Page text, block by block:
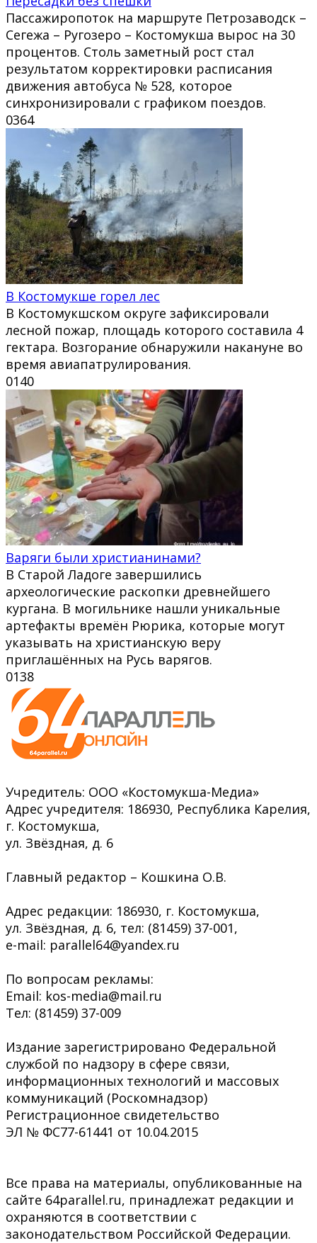
Пассажиропоток на маршруте Петрозаводск –
Сегежа – Ругозеро – Костомукша вырос на 30
процентов. Столь заметный рост стал
результатом корректировки расписания
движения автобуса № 528, которое
синхронизировали с графиком поездов.
0364
В Костомукше горел лес
В Костомукшском округе зафиксировали
лесной пожар, площадь которого составила 4
гектара. Возгорание обнаружили накануне во
время авиапатрулирования.
0140
Варяги были христианинами?
В Старой Ладоге завершились
археологические раскопки древнейшего
кургана. В могильнике нашли уникальные
артефакты времён Рюрика, которые могут
указывать на христианскую веру
приглашённых на Русь варягов.
0138
Учредитель: ООО «Костомукша-Медиа»
Адрес учредителя: 186930, Республика Карелия,
г. Костомукша,
ул. Звёздная, д. 6
Главный редактор – Кошкина О.В.
Адрес редакции: 186930, г. Костомукша,
ул. Звёздная, д. 6, тел: (81459) 37-001,
e-mail: parallel64@yandex.ru
По вопросам рекламы:
Email: kos-media@mail.ru
Тел: (81459) 37-009
Издание зарегистрировано Федеральной
службой по надзору в сфере связи,
информационных технологий и массовых
коммуникаций (Роскомнадзор)
Регистрационное свидетельство
ЭЛ № ФС77-61441 от 10.04.2015
Все права на материалы, опубликованные на
сайте 64parallel.ru, принадлежат редакции и
охраняются в соответствии с
законодательством Российской Федерации.